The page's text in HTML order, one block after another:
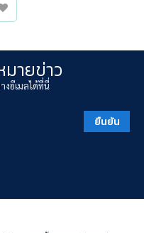
ายข่าว
งอีเมลได้ที่นี่
ยืนยัน